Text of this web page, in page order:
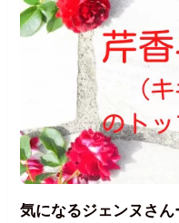
気になるジェンヌさ